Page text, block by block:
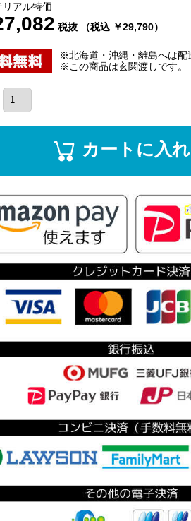
リアル特価
税抜 （税込 ￥29,790）
※北海道・沖縄・離島へは配
※この商品は玄関渡しです。
カートに入